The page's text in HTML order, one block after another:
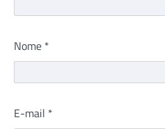
Nome *
E-mail *